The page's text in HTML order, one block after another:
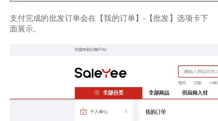
支付完成的批发订单会在【我的订单】-【批发】选项卡下
面展示。